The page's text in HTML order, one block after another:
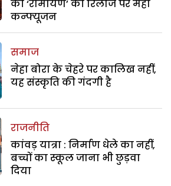
की ‘रामायण’ की रिलीज पर महा
कन्फ्यूजन
समाज
नेहा बोरा के चेहरे पर कालिख नहीं,
यह संस्कृति की गंदगी है
राजनीति
कांवड़ यात्रा : निर्माण धेले का नहीं,
बच्चों का स्कूल जाना भी छुड़वा
दिया